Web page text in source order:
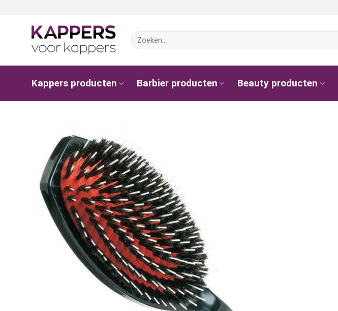
Zoeken
naar:
Kappers producten Barbier producten Beauty producten